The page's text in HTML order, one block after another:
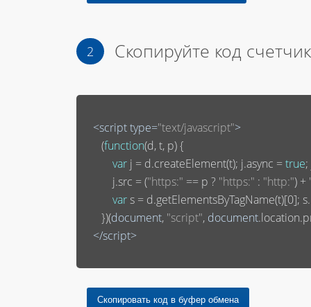
Скопируйте код
<scripttype="text/javascript">
       (
function(d, t, p) {
var j = d.createElement(t); j.async = true
           j.src = (
"https:" == p ? "https:" : "http:") +
var s = d.getElementsByTagName(t)[0];
       })(
document, "script", document
</script>